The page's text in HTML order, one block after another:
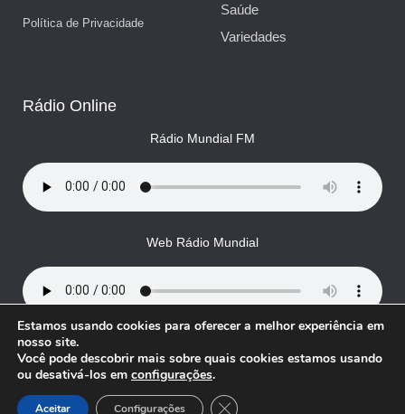
Política de Privacidade
Saúde
Variedades
Rádio Online
Rádio Mundial FM
Web Rádio Mundial
© Rádio Mundial, todos os direitos reservados
Estamos usando cookies para oferecer a melhor experiência em
nosso site.
Você pode descobrir mais sobre quais cookies estamos usando
ou desativá-los em configurações.
Aceitar Configurações Close GDPR Cookie Banner